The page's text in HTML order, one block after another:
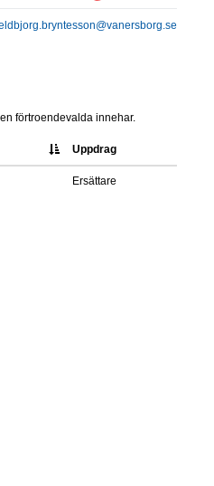
förtroendevalda innehar.
Uppdrag
Ersättare